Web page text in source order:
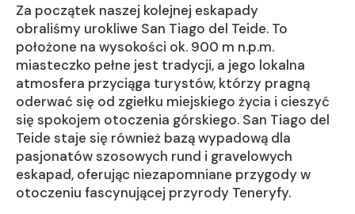
Za początek naszej kolejnej eskapady
obraliśmy urokliwe San Tiago del Teide. To
położone na wysokości ok. 900 m n.p.m.
miasteczko pełne jest tradycji, a jego lokalna
atmosfera przyciąga turystów, którzy pragną
oderwać się od zgiełku miejskiego życia i cieszyć
się spokojem otoczenia górskiego. San Tiago del
Teide staje się również bazą wypadową dla
pasjonatów szosowych rund i gravelowych
eskapad, oferując niezapomniane przygody w
otoczeniu fascynującej przyrody Teneryfy.